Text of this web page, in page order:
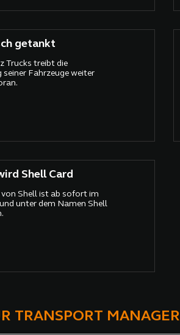
getankt
Trucks treibt die
Fahrzeuge weiter
Shell Card
Shell ist ab sofort im
unter dem Namen Shell
TRANSPORT MANAGER